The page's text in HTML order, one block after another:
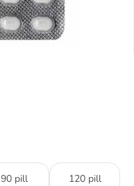
90 pill 120 pill